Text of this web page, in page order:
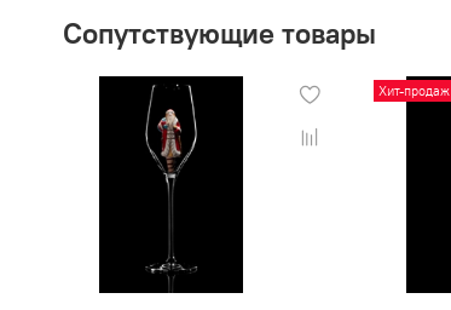
Сопутствующие товары
Хит-продаж